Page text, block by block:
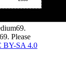
Please
BY-SA 4.0